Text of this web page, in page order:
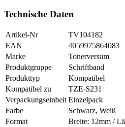
Technische Daten
Artikel-Nr
TV104182
EAN
4059975864083
Marke
Tonerversum
Produktgruppe
Schriftband
Produkttyp
Kompatibel
Kompatibel zu
TZE-S231
Verpackungseinheit Einzelpack
Farbe
Schwarz, Weiß
Format
Breite: 12mm /